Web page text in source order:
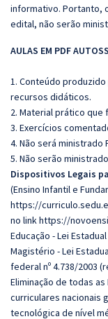
informativo. Portanto,
edital, não serão
AULAS EM PDF
1. Conteúdo
recursos didáticos.
2. Material prático que
3. Exercícios
4. Não será ministrado
5. Não serão
Dispositivos Legais
(Ensino Infantil e
https://
no linkhttps://
Educação - Lei
Magistério - Lei
federal nº 4.738/2003
Eliminação de todas
curriculares nacionais
tecnológica de nível